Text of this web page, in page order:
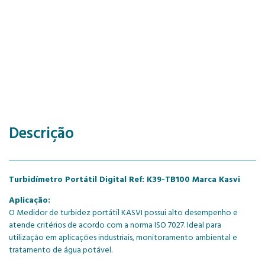
Descrição
Turbidímetro Portátil Digital Ref: K39-TB100 Marca Kasvi
Aplicação:
O Medidor de turbidez portátil KASVI possui alto desempenho e
atende critérios de acordo com a norma ISO 7027. Ideal para
utilização em aplicações industriais, monitoramento ambiental e
tratamento de água potável.